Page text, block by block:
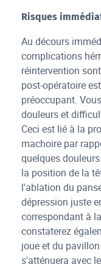
Risques
Au décours
complications
réintervention
post-opératoire
préoccupant.
douleurs et
Ceci est lié à la
machoire par
quelques
la position de la
l'ablation du
dépression juste
correspondant à
constaterez
joue et du
s'atténuera avec